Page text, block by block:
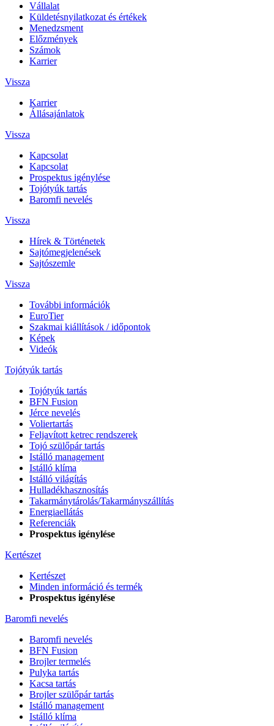
Vállalat
Küldetésnyilatkozat és értékek
Menedzsment
Előzmények
Számok
Karrier
Vissza
Karrier
Állásajánlatok
Vissza
Kapcsolat
Kapcsolat
Prospektus igénylése
Tojótyúk tartás
Baromfi nevelés
Vissza
Hírek & Történetek
Sajtómegjelenések
Sajtószemle
Vissza
További információk
EuroTier
Szakmai kiállítások / időpontok
Képek
Videók
Tojótyúk tartás
Tojótyúk tartás
BFN Fusion
Jérce nevelés
Voliertartás
Feljavított ketrec rendszerek
Tojó szülőpár tartás
Istálló management
Istálló klíma
Istálló világítás
Hulladékhasznosítás
Takarmánytárolás/Takarmányszállítás
Energiaellátás
Referenciák
Prospektus igénylése
Kertészet
Kertészet
Minden információ és termék
Prospektus igénylése
Baromfi nevelés
Baromfi nevelés
BFN Fusion
Brojler termelés
Pulyka tartás
Kacsa tartás
Brojler szülőpár tartás
Istálló management
Istálló klíma